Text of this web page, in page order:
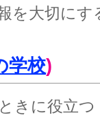
を大切にす
学校)
きに役立